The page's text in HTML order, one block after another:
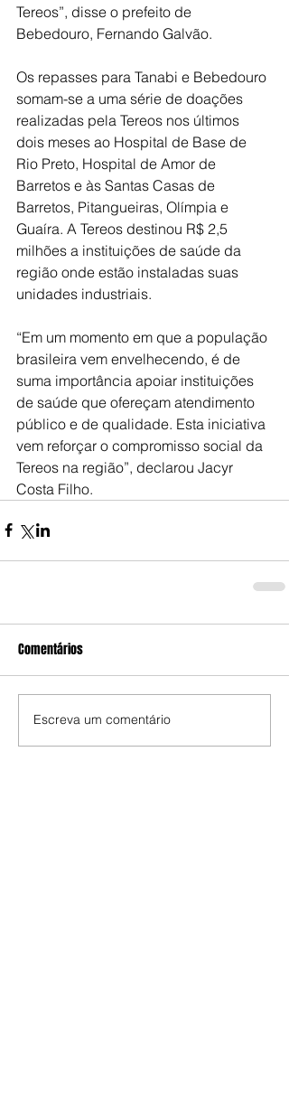
Tereos”, disse o prefeito de
Bebedouro, Fernando Galvão.
Os repasses para Tanabi e Bebedouro
somam-se a uma série de doações
realizadas pela Tereos nos últimos
dois meses ao Hospital de Base de
Rio Preto, Hospital de Amor de
Barretos e às Santas Casas de
Barretos, Pitangueiras, Olímpia e
Guaíra. A Tereos destinou R$ 2,5
milhões a instituições de saúde da
região onde estão instaladas suas
unidades industriais.
“Em um momento em que a população
brasileira vem envelhecendo, é de
suma importância apoiar instituições
de saúde que ofereçam atendimento
público e de qualidade. Esta iniciativa
vem reforçar o compromisso social da
Tereos na região”, declarou Jacyr
Costa Filho.
Comentários
Escreva um comentário